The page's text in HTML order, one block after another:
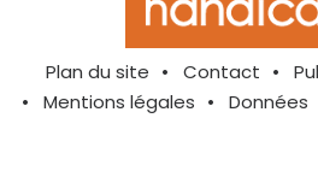
Plan du site Contact
Mentions légales
Données